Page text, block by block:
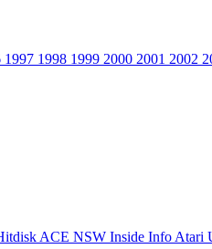
1997 1998 1999 2000 2001 2002
ACE NSW Inside Info Atari